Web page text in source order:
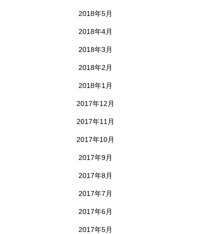
2018年5月
2018年4月
2018年3月
2018年2月
2018年1月
2017年12月
2017年11月
2017年10月
2017年9月
2017年8月
2017年7月
2017年6月
2017年5月